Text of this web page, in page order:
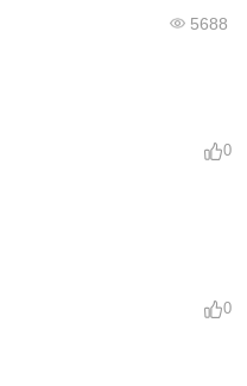
5688
0
0